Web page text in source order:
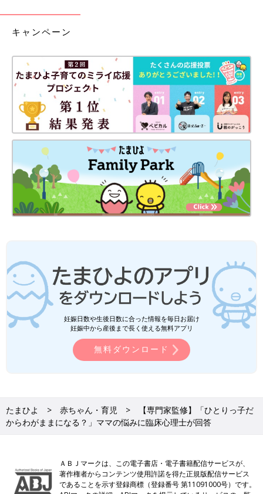
キャンペーン
妊娠日数や生後日数に合った情報を毎日お届け
妊娠中から産後まで長く使える無料アプリ
無料ダウンロード
たまひよ 赤ちゃん・育児
【専門家監修】「ひとりっ子だ
からわがままになる？」ママの悩みに臨床心理士が回答
ＡＢＪマークは、この電子書店・電子書籍配信サービスが、
著作権者からコンテンツ使用許諾を得た正規版配信サービス
であることを示す登録商標（登録番号 第11091000号）です。